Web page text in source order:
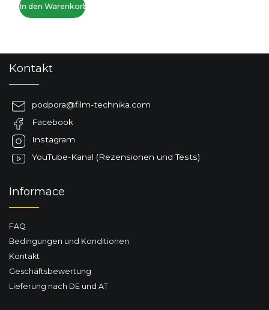
In den Warenkorb
Kontakt
podpora@film-technika.com
Facebook
Instagram
YouTube-Kanal (Rezensionen und Tests)
Informace
FAQ
Bedingungen und Konditionen
Kontakt
Geschäftsbewertung
Lieferung nach DE und AT